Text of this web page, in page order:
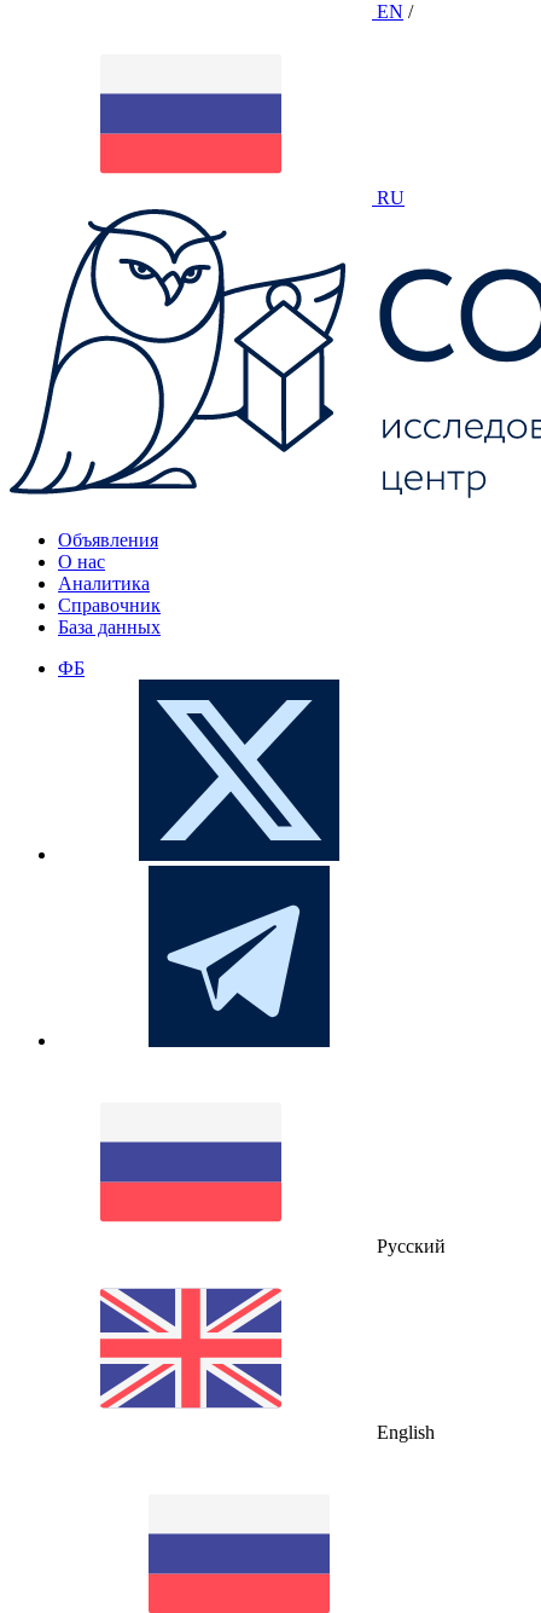
EN /
RU
Объявления
О нас
Аналитика
Справочник
База данных
ФБ
Русский
English